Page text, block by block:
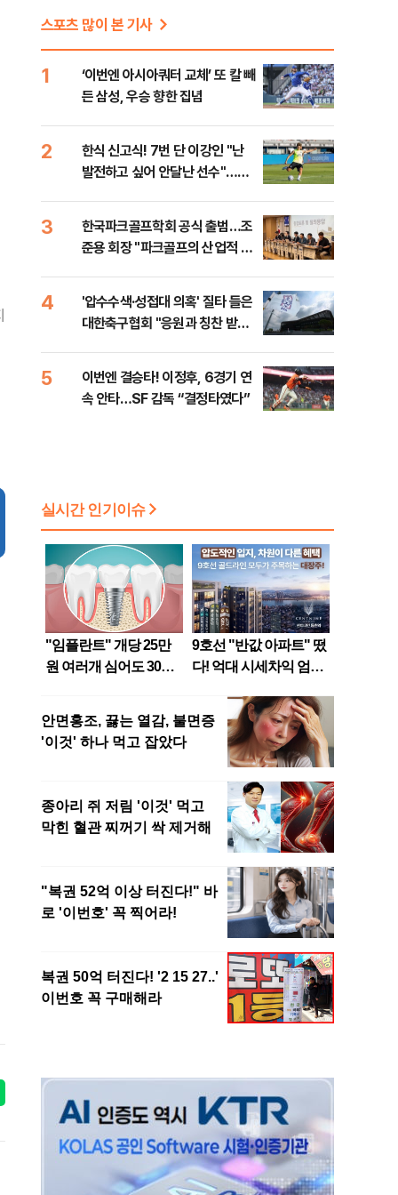
스포츠 많이 본 기사
1
‘이번엔 아시아쿼터 교체’ 또 칼 빼
든 삼성, 우승 향한 집념
2
한식 신고식! 7번 단 이강인 "난
발전하고 싶어 안달난 선수"…9
3
한국파크골프학회 공식 출범…조
준용 회장 "파크골프의 산업적 성
4
'압수수색·성접대 의혹' 질타 들은
대한축구협회 "응원과 칭찬 받을
5
이번엔 결승타! 이정후, 6경기 연
속 안타…SF 감독 “결정타였다”